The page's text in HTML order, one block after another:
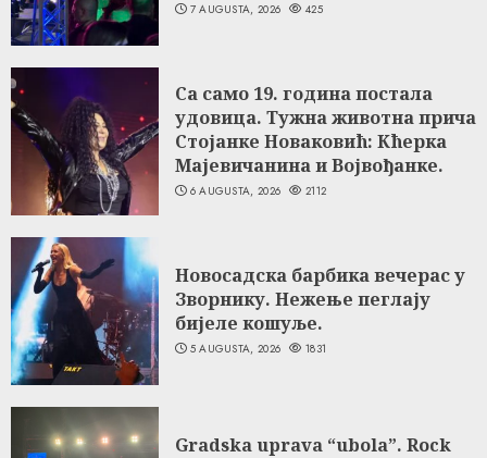
7 AUGUSTA, 2026 425
Са само 19. година постала
удовица. Тужна животна прича
Стојанке Новаковић: Кћерка
Мајевичанина и Војвођанке.
6 AUGUSTA, 2026 2112
Новосадска барбика вечерас у
Зворнику. Нежење пеглају
бијеле кошуље.
5 AUGUSTA, 2026 1831
Gradska uprava “ubola”. Rock